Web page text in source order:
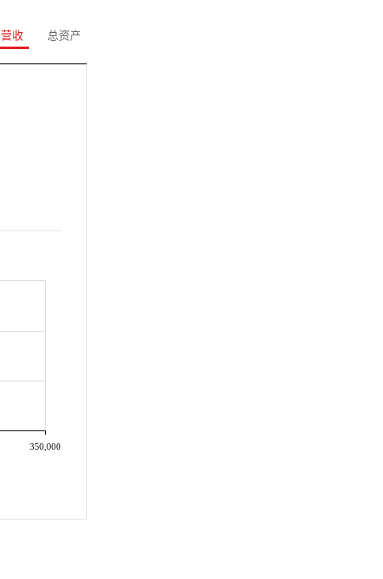
营收 总资产
350,000